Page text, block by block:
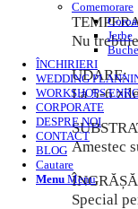
Comemorare
Jerbe
ÎNCHIRIERI
WEDDING
WORKSHOPS
CORPORATE
DESPRE NOI
CONTACT
BLOG
Cautare
Menu Menu
Nu
UDARE:
La 5-6
Amestec
Special